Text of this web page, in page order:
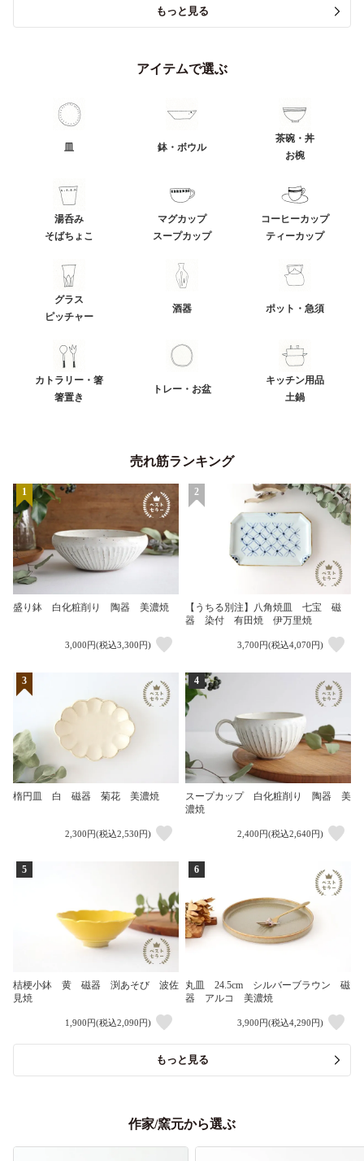
もっと見る
アイテムで選ぶ
皿 鉢・ボウル
茶碗・丼
お椀
湯呑み
そばちょこ
マグカップ
スープカップ
コーヒーカップ
ティーカップ
グラス
ピッチャー
酒器 ポット・急須
カトラリー・箸
箸置き
トレー・お盆
キッチン用品
土鍋
売れ筋ランキング
1
盛り鉢 白化粧削り 陶器 美濃焼
3,000円(税込3,300円)
2
【うちる別注】八角焼皿 七宝 磁
器 染付 有田焼 伊万里焼
3,700円(税込4,070円)
3
楕円皿 白 磁器 菊花 美濃焼
2,300円(税込2,530円)
4
スープカップ 白化粧削り 陶器 美
濃焼
2,400円(税込2,640円)
5
桔梗小鉢 黄 磁器 渕あそび 波佐
見焼
1,900円(税込2,090円)
6
丸皿 24.5cm シルバーブラウン 磁
器 アルコ 美濃焼
3,900円(税込4,290円)
もっと見る
作家/窯元から選ぶ